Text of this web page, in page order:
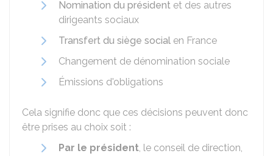
Nomination du président et des autres
dirigeants sociaux
Transfert du siège social en France
Changement de dénomination sociale
Émissions d'obligations
Cela signifie donc que ces décisions peuvent donc
être prises au choix soit :
Par le président, le conseil de direction,